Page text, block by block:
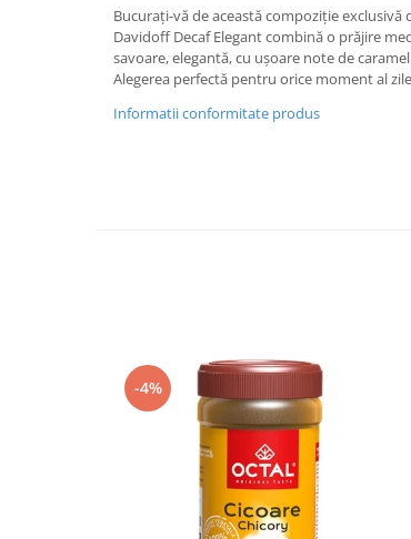
Bucurați-vă de această compoziție exclusivă
Davidoff Decaf Elegant combină o prăjire
savoare, elegantă, cu ușoare note de
Alegerea perfectă pentru orice moment al
Informatii conformitate produs
-4%